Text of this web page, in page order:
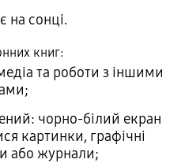
на сонці.
книг:
та роботи з іншими
чорно-білий екран
картинки, графічні
або журнали;